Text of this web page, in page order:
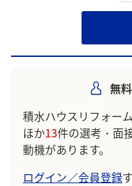
無
積水ハウスリフォー
ほか13件の選考・面
動機があります。
ログイン／会員登録